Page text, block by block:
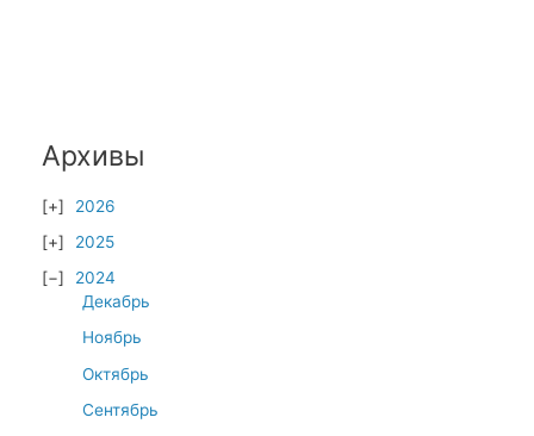
Архивы
2026
2025
2024
Декабрь
Ноябрь
Октябрь
Сентябрь